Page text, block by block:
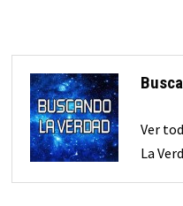
Ver
La